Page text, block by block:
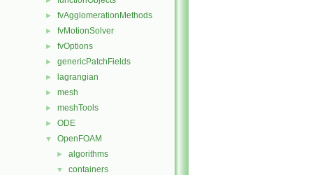
► fvAgglomerationMethods
► fvMotionSolver
► fvOptions
► genericPatchFields
► lagrangian
► mesh
► meshTools
► ODE
▼ OpenFOAM
► algorithms
▼ containers